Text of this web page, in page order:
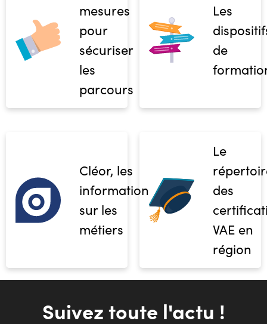
mesures
pour
sécuriser
les
parcours
Les
de
Cléor, les
informations
sur les
métiers
Le
des
VAE en
région
Suivez toute l'actu !